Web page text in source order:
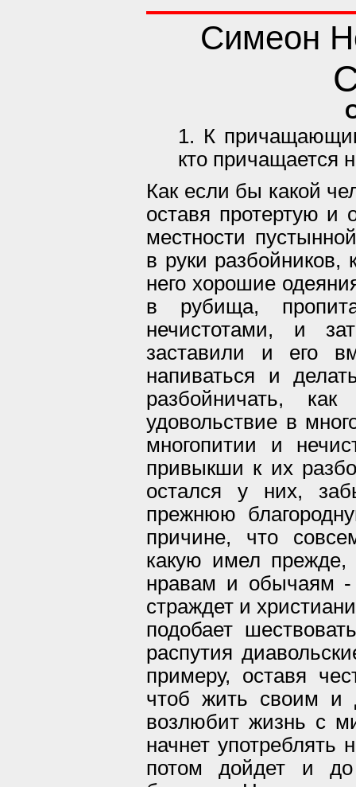
Симеон
1. К
кто причащается
Как если бы какой
оставя протертую и
местности
в руки разбойников,
него хорошие
в рубища,
нечистотами, и
заставили и его
напиваться и
разбойничать,
удовольствие в
многопитии и
привыкши к их
остался у них,
прежнюю
причине, что
какую имел прежде,
нравам и обычаям
страждет и
подобает
распутия
примеру, оставя
чтоб жить своим и
возлюбит жизнь с
начнет употреблять
потом дойдет и